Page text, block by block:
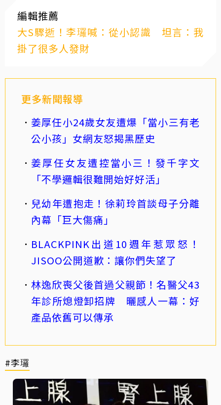
編輯推薦
大S驟逝！李㼈喊：從小認識 坦言：我
掛了很多人發財
更多新聞報導
姜厚任小24歲女友遭爆「當小三有老
公小孩」女網友怒揭黑歷史
姜厚任女友遭控當小三！發千字文
「不學邏輯很難開始好好活」
兒幼年遭抱走！徐莉玲首談母子分離
內幕「巨大傷痛」
BLACKPINK出道10週年惹眾怒！
JISOO公開道歉：讓你們失望了
林逸欣喪父後首過父親節！名醫父43
年診所熄燈卸招牌 曬感人一幕：好
產品依舊可以傳承
#李㼈